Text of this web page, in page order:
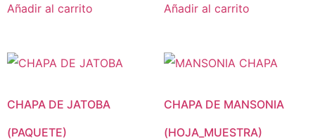
Añadir al carrito Añadir al carrito
CHAPA DE JATOBA
(PAQUETE)
CHAPA DE MANSONIA
(HOJA_MUESTRA)